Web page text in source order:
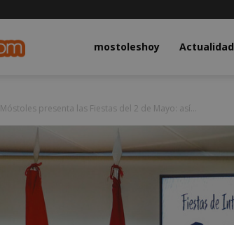
mostoleshoy.commostoleshoy Actualidad
presenta las Fiestas del 2 de Mayo: así...